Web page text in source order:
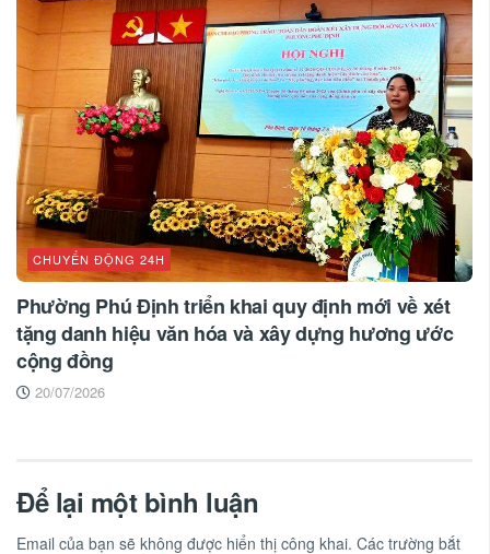
CHUYỂN ĐỘNG 24H
Phường Phú Định triển khai quy định mới về xét
tặng danh hiệu văn hóa và xây dựng hương ước
cộng đồng
20/07/2026
Để lại một bình luận
Email của bạn sẽ không được hiển thị công khai. Các trường bắt